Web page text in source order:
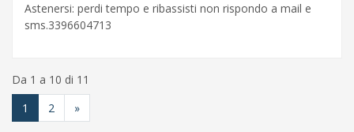
Astenersi: perdi tempo e ribassisti non rispondo a mail e
sms.3396604713
Da 1 a 10 di 11
1
2 »